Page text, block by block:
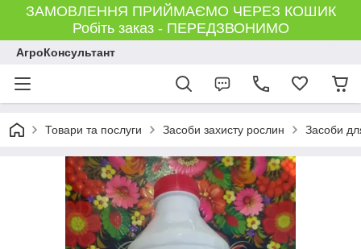
ЗАМОВЛЕННЯ ПРИЙМАЄМО ЧЕРЕЗ КОШИК
Робіть заказ - ПЕРЕДЗВОНИМО
АгроКонсультант
Товари та послуги Засоби захисту рослин Засоби